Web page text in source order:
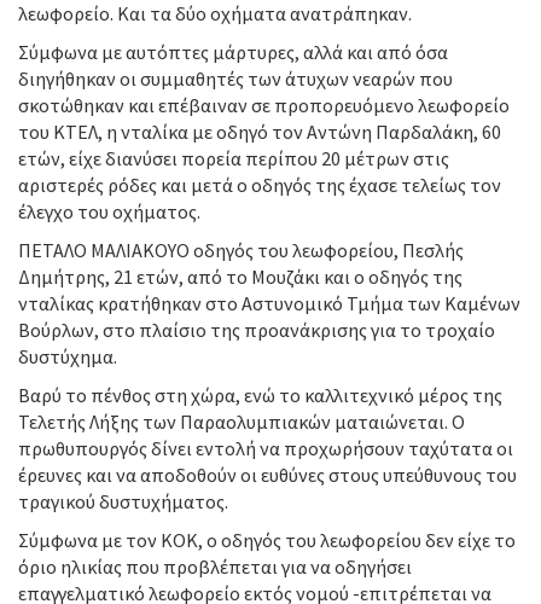
λεωφορείο. Και τα δύο οχήματα ανατράπηκαν.
Σύμφωνα με αυτόπτες μάρτυρες, αλλά και από όσα
διηγήθηκαν οι συμμαθητές των άτυχων νεαρών που
σκοτώθηκαν και επέβαιναν σε προπορευόμενο λεωφορείο
του ΚΤΕΛ, η νταλίκα με οδηγό τον Αντώνη Παρδαλάκη, 60
ετών, είχε διανύσει πορεία περίπου 20 μέτρων στις
αριστερές ρόδες και μετά ο οδηγός της έχασε τελείως τον
έλεγχο του οχήματος.
ΠΕΤΑΛΟ ΜΑΛΙΑΚΟΥΟ οδηγός του λεωφορείου, Πεσλής
Δημήτρης, 21 ετών, από το Μουζάκι και ο οδηγός της
νταλίκας κρατήθηκαν στο Αστυνομικό Τμήμα των Καμένων
Βούρλων, στο πλαίσιο της προανάκρισης για το τροχαίο
δυστύχημα.
Βαρύ το πένθος στη χώρα, ενώ το καλλιτεχνικό μέρος της
Τελετής Λήξης των Παραολυμπιακών ματαιώνεται. Ο
πρωθυπουργός δίνει εντολή να προχωρήσουν ταχύτατα οι
έρευνες και να αποδοθούν οι ευθύνες στους υπεύθυνους του
τραγικού δυστυχήματος.
Σύμφωνα με τον ΚΟΚ, ο οδηγός του λεωφορείου δεν είχε το
όριο ηλικίας που προβλέπεται για να οδηγήσει
επαγγελματικό λεωφορείο εκτός νομού -επιτρέπεται να